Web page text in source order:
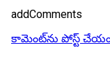
addComments
కామెంట్‌ను పోస్ట్